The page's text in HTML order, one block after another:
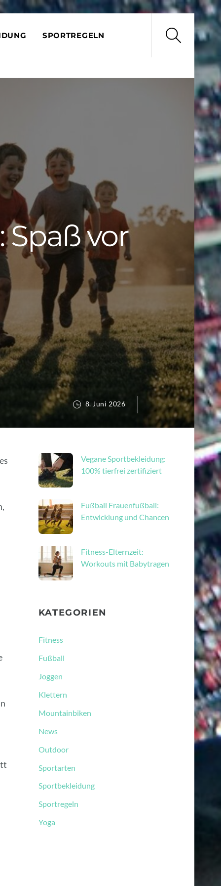
Search
SPORTREGELN
8. Juni 2026
vor
Vegane Sportbekleidung:
100% tierfrei zertifiziert
Fußball Frauenfußball:
Entwicklung und Chancen
Fitness-Elternzeit:
Workouts mit Babytragen
KATEGORIEN
Fitness
Fußball
Joggen
Klettern
Mountainbiken
News
Outdoor
Sportarten
Sportbekleidung
Sportregeln
Yoga